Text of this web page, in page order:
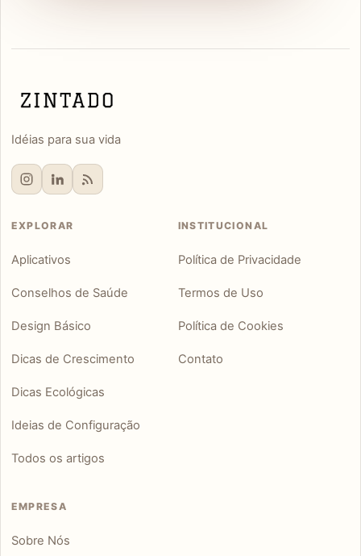
Idéias para sua vida
EXPLORAR
Aplicativos
Conselhos de Saúde
Design Básico
Dicas de Crescimento
Dicas Ecológicas
Ideias de Configuração
Todos os artigos
INSTITUCIONAL
Política de Privacidade
Termos de Uso
Política de Cookies
Contato
EMPRESA
Sobre Nós